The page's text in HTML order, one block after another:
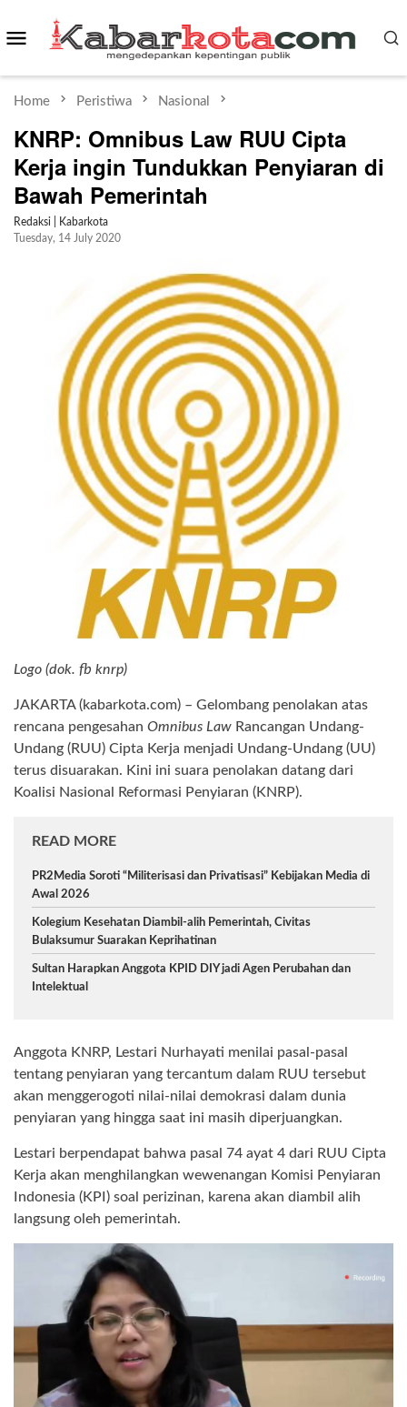
to
Mobile
Home Peristiwa Nasional
KNRP: Omnibus Law RUU Cipta
Kerja ingin Tundukkan Penyiaran di
Bawah Pemerintah
Redaksi | Kabarkota
Tuesday, 14 July 2020
Logo (dok. fb knrp)
JAKARTA (kabarkota.com) – Gelombang penolakan atas
rencana pengesahan Omnibus Law Rancangan Undang-
Undang (RUU) Cipta Kerja menjadi Undang-Undang (UU)
terus disuarakan. Kini ini suara penolakan datang dari
Koalisi Nasional Reformasi Penyiaran (KNRP).
READ MORE
PR2Media Soroti “Militerisasi dan Privatisasi” Kebijakan Media di
Awal 2026
Kolegium Kesehatan Diambil-alih Pemerintah, Civitas
Bulaksumur Suarakan Keprihatinan
Sultan Harapkan Anggota KPID DIY jadi Agen Perubahan dan
Intelektual
Anggota KNRP, Lestari Nurhayati menilai pasal-pasal
tentang penyiaran yang tercantum dalam RUU tersebut
akan menggerogoti nilai-nilai demokrasi dalam dunia
penyiaran yang hingga saat ini masih diperjuangkan.
Lestari berpendapat bahwa pasal 74 ayat 4 dari RUU Cipta
Kerja akan menghilangkan wewenangan Komisi Penyiaran
Indonesia (KPI) soal perizinan, karena akan diambil alih
langsung oleh pemerintah.